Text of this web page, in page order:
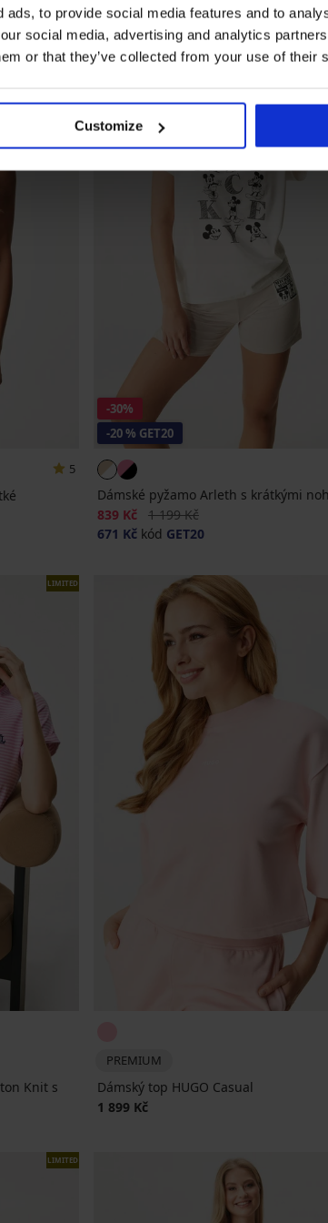
to provide social media features and to
social media, advertising and analytics
or that they’ve collected from your use of their
Customize
LIMITED
5
-30%
-20 % GET20
Dámské pyžamo Arleth s krátkými
Sleva
839 Kč Původní cena
1 199 Kč
671 Kčkód GET20
LIMITED
Knit s
PREMIUM
Dámský top HUGO Casual
1 899 Kč
LIMITED